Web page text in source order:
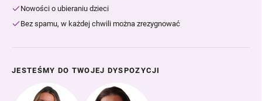
Nowości o ubieraniu dzieci
Bez spamu, w każdej chwili można zrezygnować
JESTEŚMY DO TWOJEJ DYSPOZYCJI